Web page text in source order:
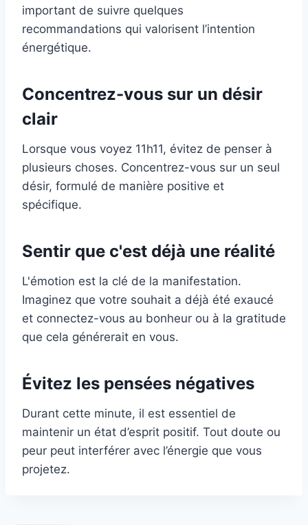
important de suivre quelques
recommandations qui valorisent l’intention
énergétique.
Concentrez-vous sur un désir
clair
Lorsque vous voyez 11h11, évitez de penser à
plusieurs choses. Concentrez-vous sur un seul
désir, formulé de manière positive et
spécifique.
Sentir que c'est déjà une réalité
L'émotion est la clé de la manifestation.
Imaginez que votre souhait a déjà été exaucé
et connectez-vous au bonheur ou à la gratitude
que cela générerait en vous.
Évitez les pensées négatives
Durant cette minute, il est essentiel de
maintenir un état d’esprit positif. Tout doute ou
peur peut interférer avec l’énergie que vous
projetez.